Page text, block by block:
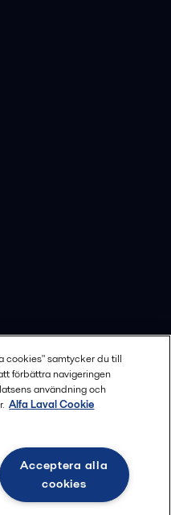
Legal terms and conditions
cookies" samtycker du till
förbättra navigeringen
användning och
Alfa Laval Cookie
Acceptera alla
cookies